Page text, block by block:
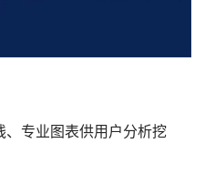
、专业图表供用户分析挖